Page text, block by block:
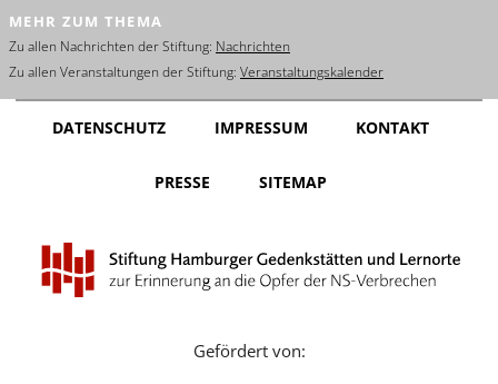
MEHR ZUM THEMA
Zu allen Nachrichten der Stiftung: Nachrichten
Zu allen Veranstaltungen der Stiftung: Veranstaltungskalender
DATENSCHUTZ IMPRESSUM KONTAKT
PRESSE SITEMAP
Gefördert von: